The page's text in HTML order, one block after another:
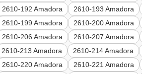
2610-192 Amadora 2610-193 Amadora
2610-199 Amadora 2610-200 Amadora
2610-206 Amadora 2610-207 Amadora
2610-213 Amadora 2610-214 Amadora
2610-220 Amadora 2610-221 Amadora